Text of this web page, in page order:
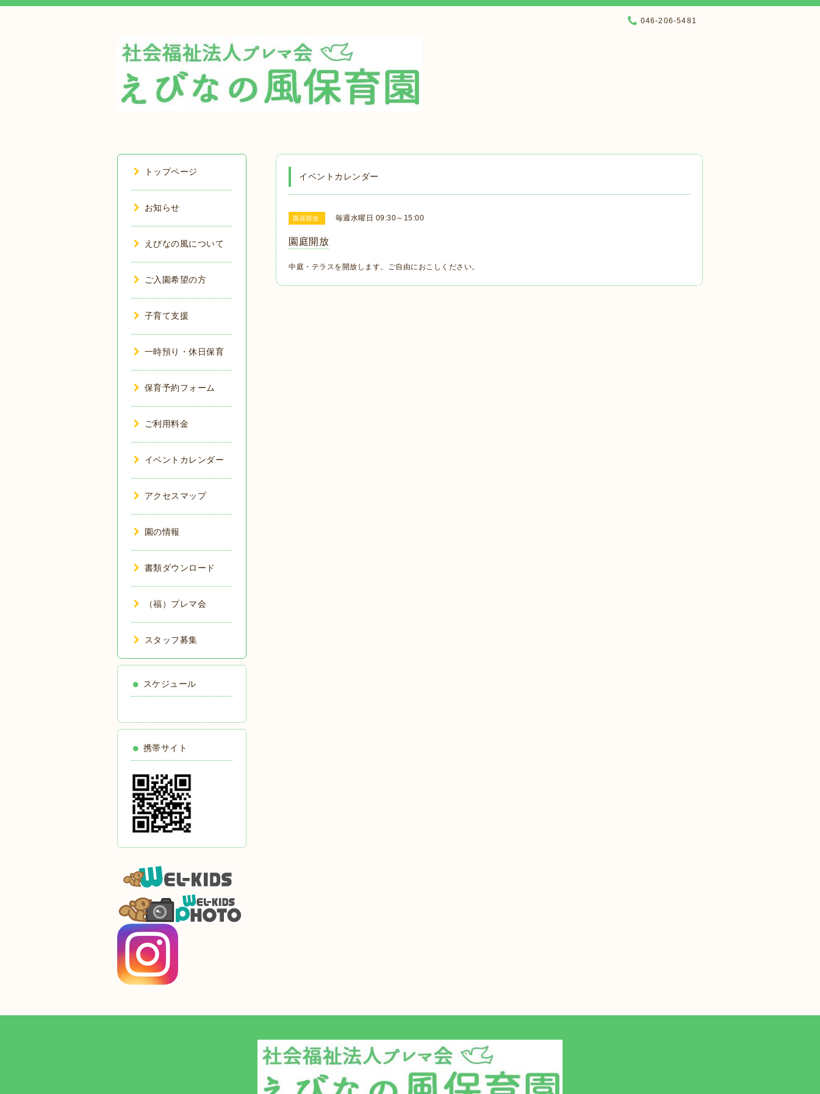
046-206-5481
イベントカレンダー
園庭開放 毎週水曜日 09:30～15:00
園庭開放
中庭・テラスを開放します。ご自由におこしください。
トップページ
お知らせ
えびなの風について
ご入園希望の方
子育て支援
一時預り・休日保育
保育予約フォーム
ご利用料金
イベントカレンダー
アクセスマップ
園の情報
書類ダウンロード
（福）プレマ会
スタッフ募集
スケジュール
携帯サイト